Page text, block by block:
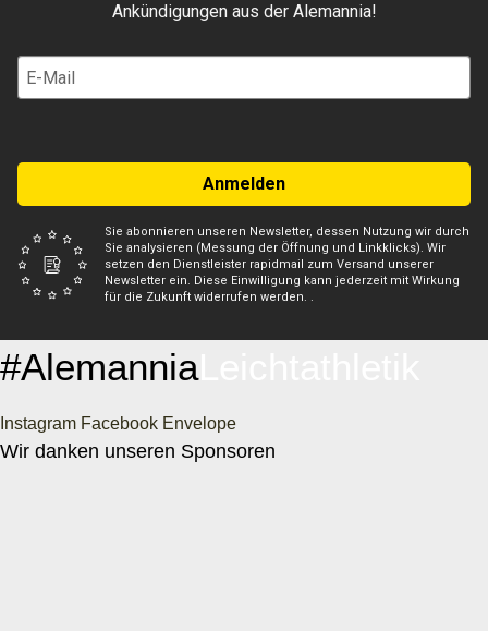
Ankündigungen aus der Alemannia!
Anmelden
Sie abonnieren unseren Newsletter, dessen Nutzung wir durch
Sie analysieren (Messung der Öffnung und Linkklicks). Wir
setzen den Dienstleister rapidmail zum Versand unserer
Newsletter ein. Diese Einwilligung kann jederzeit mit Wirkung
für die Zukunft widerrufen werden. .
#AlemanniaLeichtathletik
Instagram Facebook Envelope
Wir danken unseren Sponsoren